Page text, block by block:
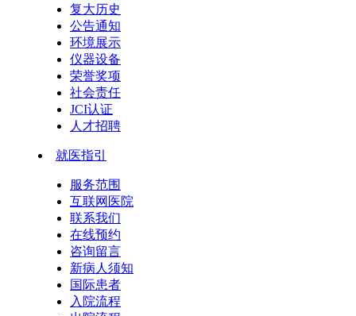
复大历史
公告通知
环境展示
仪器设备
荣誉奖项
社会责任
JCI认证
人才招聘
就医指引
服务范围
互联网医院
联系我们
在线预约
咨询留言
新病人须知
国际患者
入院流程